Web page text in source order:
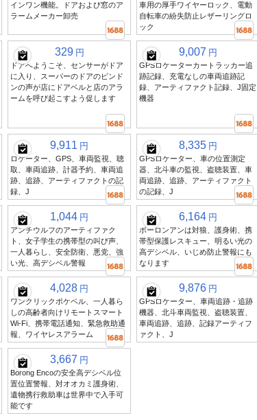
インワン機能。ドアおよび窓のア
ラームメーカー卸売
車用の厚手ワイヤーロック、電動
自転車の紛失防止レザーリングロ
ック
329 円
ドアへようこそ、センサーがドア
に入り、スーパーのドアのピンド
ンの声が店にドアベルと店のアラ
ームを呼び起こすよう促します
9,007 円
GPSロケーターカートラッカー追
跡記録、充電なしの車両追跡記
録、アーティファクト記録、J固定
機器
9,911 円
ロケーター、GPS、車両監視、聴
取、車両追跡、計器予約、車両追
跡、追跡、アーティファクトの記
録、J
8,335 円
GPSロケーター、車の位置測定
器、北斗車の監視、盗聴装置、車
両追跡、追跡、アーティファクト
の記録、J
1,044 円
アンチウルフのアーティファク
ト、女子学生の携帯型の叫び声、
一人暮らし、安全防衛、悪党、強
い光、高デシベル警報
6,164 円
ボーロンアンは対狼、護身術、携
帯型保護レスキュー、明るい光の
高デシベル、いじめ防止警報にも
なります
4,028 円
ワンクリックポケベル、一人暮ら
しの高齢者向けリモートスマート
Wi-Fi、携帯電話通知、緊急救助通
報、ワイヤレスアラーム
9,876 円
GPSロケーター、車両追跡・追跡
機器、北斗車両監視、盗聴装置、
車両追跡、追跡、記録アーティフ
ァクト、J
3,667 円
Borong Encoの安全高デシベル位
置位置警報、対オオカミ護身術、
遺物携行救助車は世界中で入手可
能です